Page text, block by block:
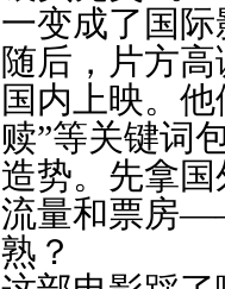
一变成了国
随后，片方
国内上映。他
赎”等关键词
造势。先拿
流量和票房
熟？